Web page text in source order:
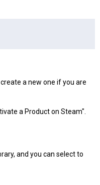
a new one if you are
a Product on Steam".
and you can select to